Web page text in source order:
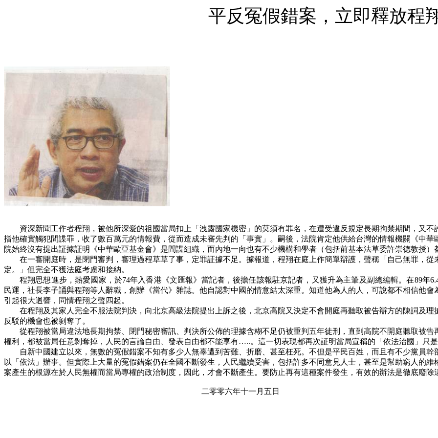
平反冤假錯案，立即釋放程
資深新聞工作者程翔，被他所深愛的祖國當局扣上「洩露國家機密」的莫須有罪名，在遭受違反規定長期拘禁期間，又
指他確實觸犯間諜罪，收了數百萬元的情報費，從而造成未審先判的「事實」。嗣後，法院肯定他供給台灣的情報機關《中
院始終沒有提出証據証明《中華歐亞基金會》是間諜組織，而內地一向也有不少機構和學者（包括前基本法草委許崇德教授）
在一審開庭時，是閉門審判，審理過程草草了事，定罪証據不足。據報道，程翔在庭上作簡單辯護，聲稱「自己無罪，
定。」但完全不獲法庭考慮和接納。
程翔思想進步，熱愛國家，於74年入香港《文匯報》當記者，後擔任該報駐京記者，又獲升為主筆及副總編輯。在89年
民運，社長李子誦與程翔等人辭職，創辦《當代》雜誌。他自認對中國的情意結太深重。知道他為人的人，可說都不相信他
引起很大迴響，同情程翔之聲四起。
在程翔及其家人完全不服法院判決，向北京高級法院提出上訴之後，北京高院又決定不會開庭再聽取被告辯方的陳詞及
反駁的機會也被剝奪了。
從程翔被當局違法地長期拘禁、閉門秘密審訊、判決所公佈的理據含糊不足仍被重判五年徒刑，直到高院不開庭聽取被
權利，都被當局任意剝奪掉，人民的言論自由、發表自由都不能享有…..。這一切表現都再次証明當局宣稱的「依法治國」只
自新中國建立以來，無數的冤假錯案不知有多少人無辜遭到苦難、折磨、甚至枉死。不但是平民百姓，而且有不少黨員
以「依法」辦事。但實際上大量的冤假錯案仍在全國不斷發生，人民繼續受害，包括許多不同意見人士，甚至是幫助窮人的
案產生的根源在於人民無權而當局專權的政治制度，因此，才會不斷產生。要防止再有這種案件發生，有效的辦法是徹底廢除
二零零六年十一月五日